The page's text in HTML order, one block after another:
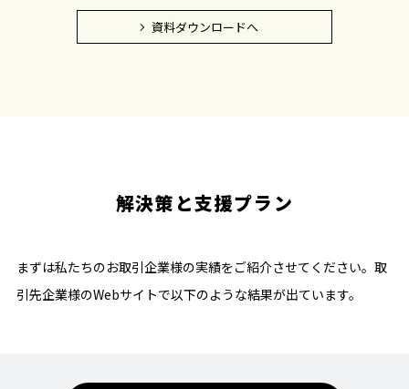
資料ダウンロードへ
解決策と支援プラン
まずは私たちのお取引企業様の実績をご紹介させてください。取
引先企業様のWebサイトで以下のような結果が出ています。